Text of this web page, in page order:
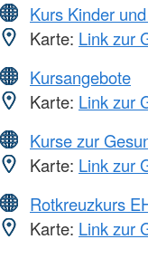
Kurs Kinder
Karte: Link zur
Kursangebote
Karte: Link zur
Kurse zur
Karte: Link zur
Rotkreuzkurs
Karte: Link zur